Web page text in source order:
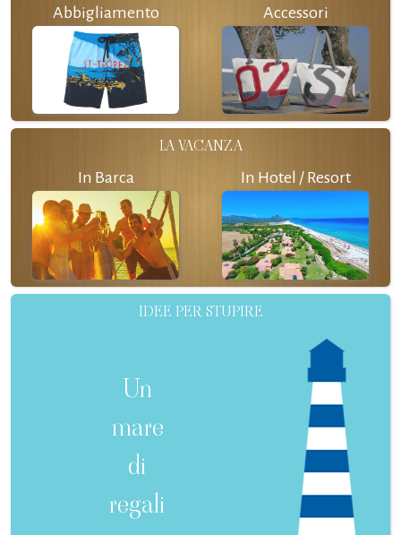
Abbigliamento Accessori
LA VACANZA
In Barca In Hotel / Resort
IDEE PER STUPIRE
Un
mare
di
regali